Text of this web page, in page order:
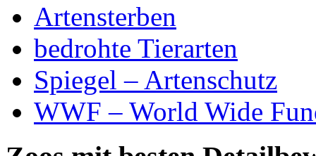
Artensterben
bedrohte Tierarten
Spiegel – Artenschutz
WWF – World Wide